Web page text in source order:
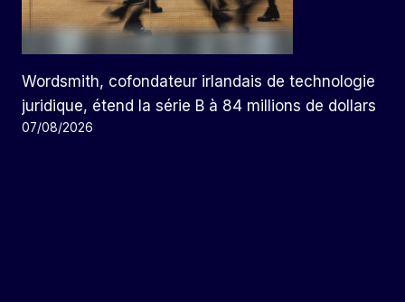
Wordsmith, cofondateur irlandais de technologie
juridique, étend la série B à 84 millions de dollars
07/08/2026